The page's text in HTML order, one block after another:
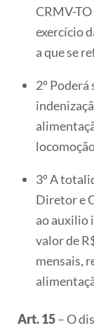
CRMV-
exercício
a que se
2º
3º A
Diretor e
ao auxilio
valor de
mensais,
Art. 15– O